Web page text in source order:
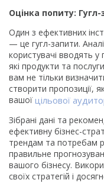
Оцінка попиту:
Один з ефективних
— це гугл-запити.
користувачі вводять
які продукти та
вам не тільки
створити пропозиції,
вашої цільової
Зібрані дані та
ефективну бізнес-
трендам та потребам
правильне
вашого бізнесу.
своїх стратегій і